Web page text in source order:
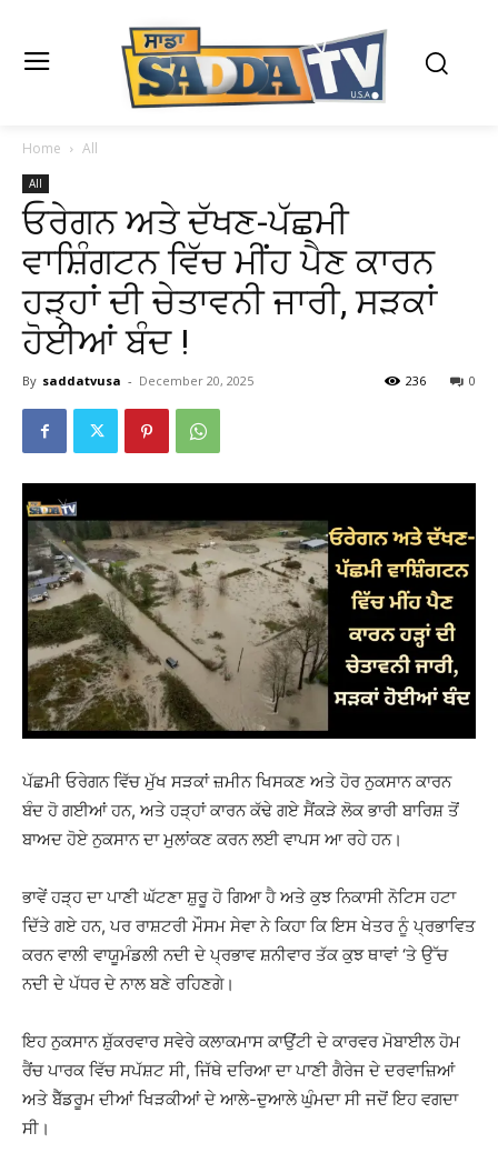
Home All
All
ਓਰੇਗਨ ਅਤੇ ਦੱਖਣ-ਪੱਛਮੀ
ਵਾਸ਼ਿੰਗਟਨ ਵਿੱਚ ਮੀਂਹ ਪੈਣ ਕਾਰਨ
ਹੜ੍ਹਾਂ ਦੀ ਚੇਤਾਵਨੀ ਜਾਰੀ, ਸੜਕਾਂ
ਹੋਈਆਂ ਬੰਦ !
By saddatvusa - December 20, 2025 0
236
ਪੱਛਮੀ ਓਰੇਗਨ ਵਿੱਚ ਮੁੱਖ ਸੜਕਾਂ ਜ਼ਮੀਨ ਖਿਸਕਣ ਅਤੇ ਹੋਰ ਨੁਕਸਾਨ ਕਾਰਨ
ਬੰਦ ਹੋ ਗਈਆਂ ਹਨ, ਅਤੇ ਹੜ੍ਹਾਂ ਕਾਰਨ ਕੱਢੇ ਗਏ ਸੈਂਕੜੇ ਲੋਕ ਭਾਰੀ ਬਾਰਿਸ਼ ਤੋਂ
ਬਾਅਦ ਹੋਏ ਨੁਕਸਾਨ ਦਾ ਮੁਲਾਂਕਣ ਕਰਨ ਲਈ ਵਾਪਸ ਆਰਹੇ ਹਨ।
ਭਾਵੇਂ ਹੜ੍ਹ ਦਾ ਪਾਣੀ ਘੱਟਣਾ ਸ਼ੁਰੂ ਹੋ ਗਿਆ ਹੈ ਅਤੇ ਕੁਝ ਨਿਕਾਸੀ ਨੋਟਿਸ ਹਟਾ
ਦਿੱਤੇ ਗਏ ਹਨ, ਪਰ ਰਾਸ਼ਟਰੀ ਮੌਸਮ ਸੇਵਾ ਨੇ ਕਿਹਾ ਕਿ ਇਸ ਖੇਤਰ ਨੂੰ ਪ੍ਰਭਾਵਿਤ
ਕਰਨ ਵਾਲੀ ਵਾਯੂਮੰਡਲੀ ਨਦੀ ਦੇ ਪ੍ਰਭਾਵ ਸ਼ਨੀਵਾਰ ਤੱਕ ਕੁਝ ਥਾਵਾਂ ‘ਤੇ ਉੱਚ
ਨਦੀ ਦੇ ਪੱਧਰ ਦੇ ਨਾਲ ਬਣੇ ਰਹਿਣਗੇ।
ਇਹ ਨੁਕਸਾਨ ਸ਼ੁੱਕਰਵਾਰ ਸਵੇਰੇ ਕਲਾਕਮਾਸ ਕਾਉਂਟੀ ਦੇ ਕਾਰਵਰ ਮੋਬਾਈਲ ਹੋਮ
ਰੈਂਚ ਪਾਰਕ ਵਿੱਚ ਸਪੱਸ਼ਟ ਸੀ, ਜਿੱਥੇ ਦਰਿਆ ਦਾ ਪਾਣੀ ਗੈਰੇਜ ਦੇ ਦਰਵਾਜ਼ਿਆਂ
ਅਤੇ ਬੈੱਡਰੂਮ ਦੀਆਂ ਖਿੜਕੀਆਂ ਦੇ ਆਲੇ-ਦੁਆਲੇ ਘੁੰਮਦਾ ਸੀ ਜਦੋਂ ਇਹ ਵਗਦਾ
ਸੀ।